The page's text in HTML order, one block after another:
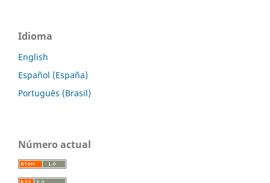
Idioma
English
Español (España)
Português (Brasil)
Número actual